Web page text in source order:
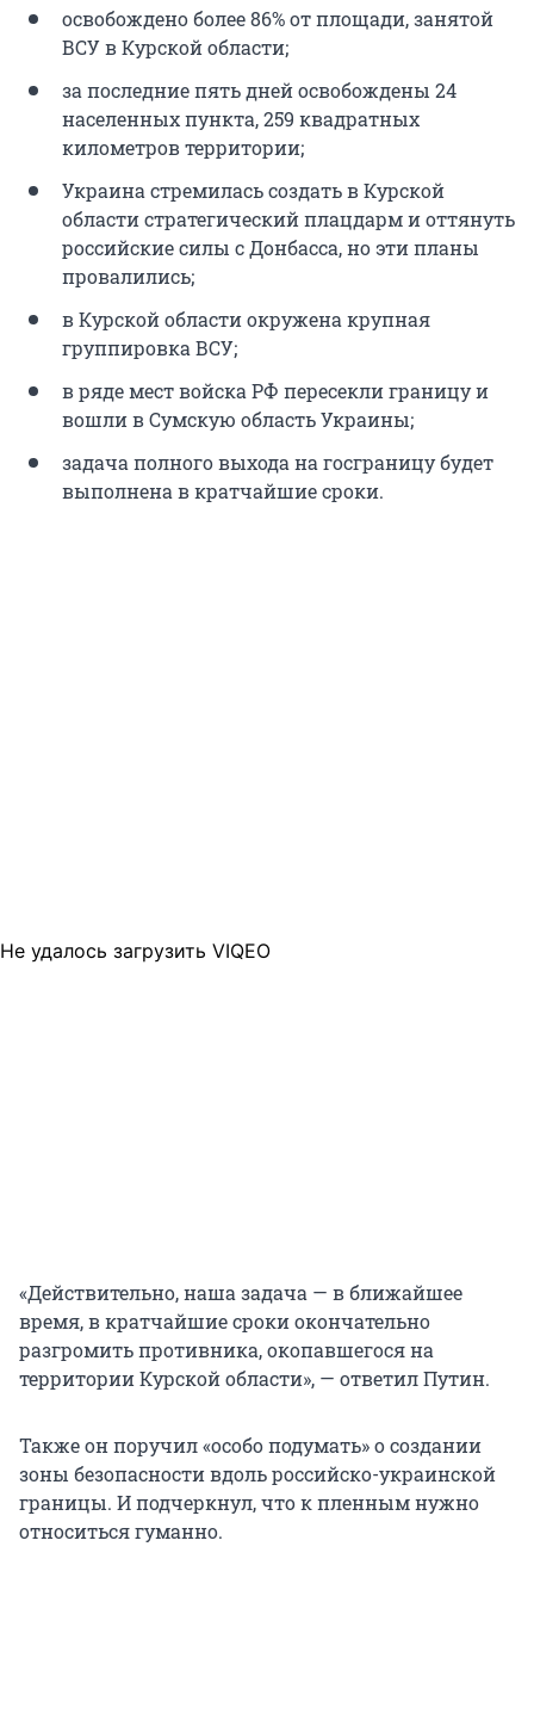
освобождено более 86% от площади, занятой
ВСУ в Курской области;
за последние пять дней освобождены 24
населенных пункта, 259 квадратных
километров территории;
Украина стремилась создать в Курской
области стратегический плацдарм и оттянуть
российские силы с Донбасса, но эти планы
провалились;
в Курской области окружена крупная
группировка ВСУ;
в ряде мест войска РФ пересекли границу и
вошли в Сумскую область Украины;
задача полного выхода на госграницу будет
выполнена в кратчайшие сроки.
Не удалось загрузить VIQEO
«Действительно, наша задача — в ближайшее
время, в кратчайшие сроки окончательно
разгромить противника, окопавшегося на
территории Курской области», — ответил Путин.
Также он поручил «особо подумать» о создании
зоны безопасности вдоль российско-украинской
границы. И подчеркнул, что к пленным нужно
относиться гуманно.